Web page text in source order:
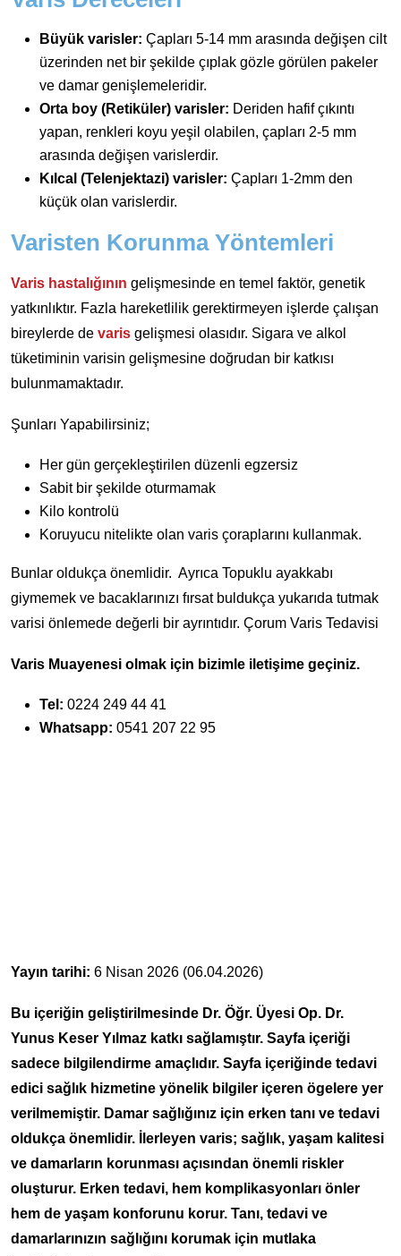
Büyük varisler: Çapları 5-14 mm arasında değişen cilt
üzerinden net bir şekilde çıplak gözle görülen pakeler
ve damar genişlemeleridir.
Orta boy (Retiküler) varisler: Deriden hafif çıkıntı
yapan, renkleri koyu yeşil olabilen, çapları 2-5 mm
arasında değişen varislerdir.
Kılcal (Telenjektazi) varisler: Çapları 1-2mm den
küçük olan varislerdir.
Varisten Korunma Yöntemleri
Varis hastalığının gelişmesinde en temel faktör, genetik
yatkınlıktır. Fazla hareketlilik gerektirmeyen işlerde çalışan
bireylerde de varis gelişmesi olasıdır. Sigara ve alkol
tüketiminin varisin gelişmesine doğrudan bir katkısı
bulunmamaktadır.
Şunları Yapabilirsiniz;
Her gün gerçekleştirilen düzenli egzersiz
Sabit bir şekilde oturmamak
Kilo kontrolü
Koruyucu nitelikte olan varis çoraplarını kullanmak.
Bunlar oldukça önemlidir. Ayrıca Topuklu ayakkabı
giymemek ve bacaklarınızı fırsat buldukça yukarıda tutmak
varisi önlemede değerli bir ayrıntıdır. Çorum Varis Tedavisi
Varis Muayenesi olmak için bizimle iletişime geçiniz.
Tel: 0224 249 44 41
Whatsapp: 0541 207 22 95
Yayın tarihi: 6 Nisan 2026 (06.04.2026)
Bu içeriğin geliştirilmesinde Dr. Öğr. Üyesi Op. Dr.
Yunus Keser Yılmaz katkı sağlamıştır. Sayfa içeriği
sadece bilgilendirme amaçlıdır. Sayfa içeriğinde tedavi
edici sağlık hizmetine yönelik bilgiler içeren ögelere yer
verilmemiştir. Damar sağlığınız için erken tanı ve tedavi
oldukça önemlidir. İlerleyen varis; sağlık, yaşam kalitesi
ve damarların korunması açısından önemli riskler
oluşturur. Erken tedavi, hem komplikasyonları önler
hem de yaşam konforunu korur. Tanı, tedavi ve
damarlarınızın sağlığını korumak için mutlaka